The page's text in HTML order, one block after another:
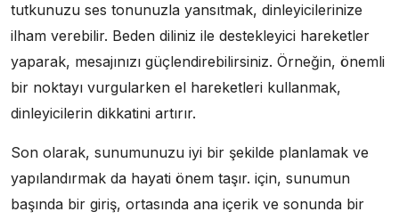
tutkunuzu ses tonunuzla yansıtmak, dinleyicilerinize
ilham verebilir. Beden diliniz ile destekleyici hareketler
yaparak, mesajınızı güçlendirebilirsiniz. Örneğin, önemli
bir noktayı vurgularken el hareketleri kullanmak,
dinleyicilerin dikkatini artırır.
Son olarak, sunumunuzu iyi bir şekilde planlamak ve
yapılandırmak da hayati önem taşır. için, sunumun
başında bir giriş, ortasında ana içerik ve sonunda bir